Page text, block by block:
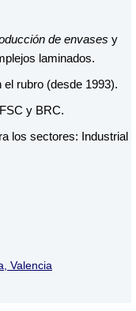
de envases y
laminados.
rubro (desde 1993).
y BRC.
los sectores: Industrial
Valencia